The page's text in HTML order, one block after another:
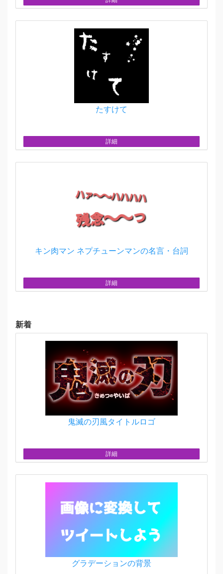
たすけて
詳細
キン肉マン ネプチューンマンの名言・台詞
詳細
新着
鬼滅の刃風タイトルロゴ
詳細
グラデーションの背景